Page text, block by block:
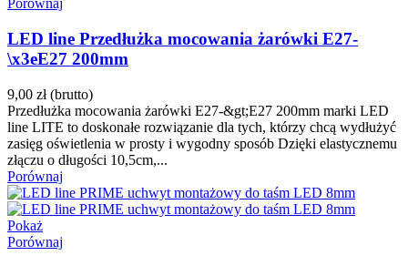
Porównaj
LED line Przedłużka mocowania żarówki E27-
\x3eE27 200mm
9,00 zł (brutto)
Przedłużka mocowania żarówki E27-&gt;E27 200mm marki LED
line LITE to doskonałe rozwiązanie dla tych, którzy chcą wydłużyć
zasięg oświetlenia w prosty i wygodny sposób Dzięki elastycznemu
złączu o długości 10,5cm,...
Porównaj
Pokaż
Porównaj